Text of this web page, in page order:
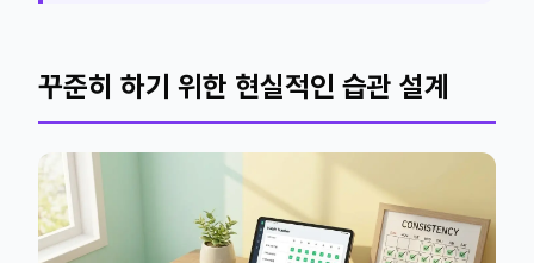
꾸준히 하기 위한 현실적인 습관 설계